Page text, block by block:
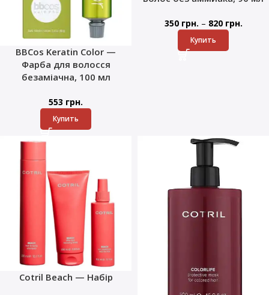
BBCos Keratin Color —
Фарба для волосся
безаміачна, 100 мл
553 грн.
Купить
350 грн. – 820 грн.
Купить
Cotril Beach — Набір